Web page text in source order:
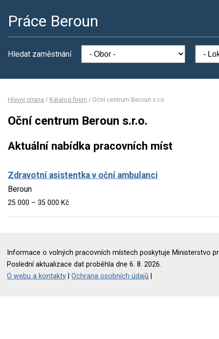
Práce Beroun
Hledat zaměstnání
Hlavní strana / Katalog firem / Oční centrum Beroun s.r.o.
Oční centrum Beroun s.r.o.
Aktuální nabídka pracovních míst
Zdravotní asistentka v oční ambulanci
Beroun
25 000 – 35 000 Kč
Informace o volných pracovních místech poskytuje Ministerstvo
Poslední aktualizace dat proběhla dne 6. 8. 2026.
O webu a kontakty |Ochrana osobních údajů